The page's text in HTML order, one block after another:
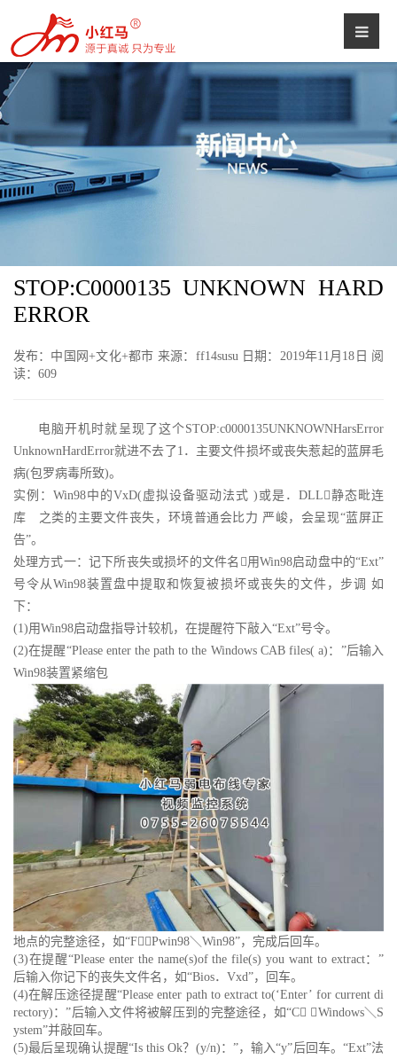
STOP:C0000135 UNKNOWN HARD
ERROR
发布：中国网+文化+都市 来源：ff14susu 日期：2019年11月18日 阅
读： 609
电脑开机时就呈现了这个STOP:c0000135UNKNOWNHarsError
UnknownHardError就进不去了1．主要文件损坏或丧失惹起的蓝屏毛
病(包罗病毒所致)。
实例：Win98中的VxD(虚拟设备驱动法式 )或是．DLL静态毗连
库 之类的主要文件丧失，环境普通会比力 严峻，会呈现“蓝屏正
告”。
处理方式一：记下所丧失或损坏的文件名用Win98启动盘中的“Ext”
号令从Win98装置盘中提取和恢复被损坏或丧失的文件，步调 如
下：
(1)用Win98启动盘指导计较机，在提醒符下敲入“Ext”号令。
(2)在提醒“Please enter the path to the Windows CAB files( a)：”后输入
Win98装置紧缩包
地点的完整途径，如“F＼Pwin98＼Win98”，完成后回车。
(3)在提醒“Please enter the name(s)of the file(s) you want to extract：”
后输入你记下的丧失文件名，如“Bios．Vxd”，回车。
(4)在解压途径提醒“Please enter path to extract to(‘Enter’ for current di
rectory)：”后输入文件将被解压到的完整途径，如“C ＼Windows＼S
ystem”并敲回车。
(5)最后呈现确认提醒“Is this Ok？(y/n)：”，输入“y”后回车。“Ext”法